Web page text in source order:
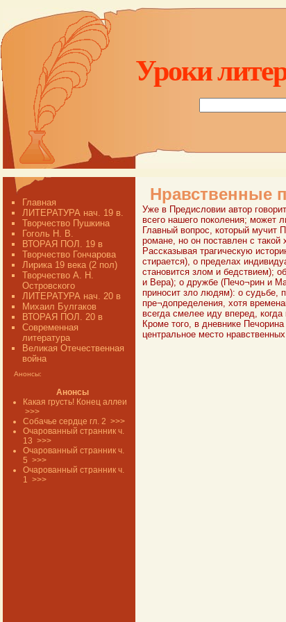
Уроки
Главная
ЛИТЕРАТУРА нач. 19 в.
Творчество Пушкина
Гоголь Н. В.
ВТОРАЯ ПОЛ. 19 в
Творчество Гончарова
Лирика 19 века (2 пол)
Творчество А. Н.
Островского
ЛИТЕРАТУРА нач. 20 в
Михаил Булгаков
ВТОРАЯ ПОЛ. 20 в
Современная
литература
Великая Отечественная
война
Анонсы:
Анонсы
Какая грусть! Конец аллеи
>>>
Собачье сердце гл. 2 >>>
Очарованный странник ч.
13 >>>
Очарованный странник ч.
5 >>>
Очарованный странник ч.
1 >>>
Нравственные
Уже в Предисловии автор
всего нашего поколения; может
Главный вопрос, который мучит
романе, но он поставлен с
Рассказывая трагическую
стирается), о пределах
становится злом и бедствием);
и Вера); о дружбе (Печо¬рин и
приносит зло людям): о судьбе,
пре¬допределения, хотя
всегда смелее иду вперед,
Кроме того, в дневнике
центральное место